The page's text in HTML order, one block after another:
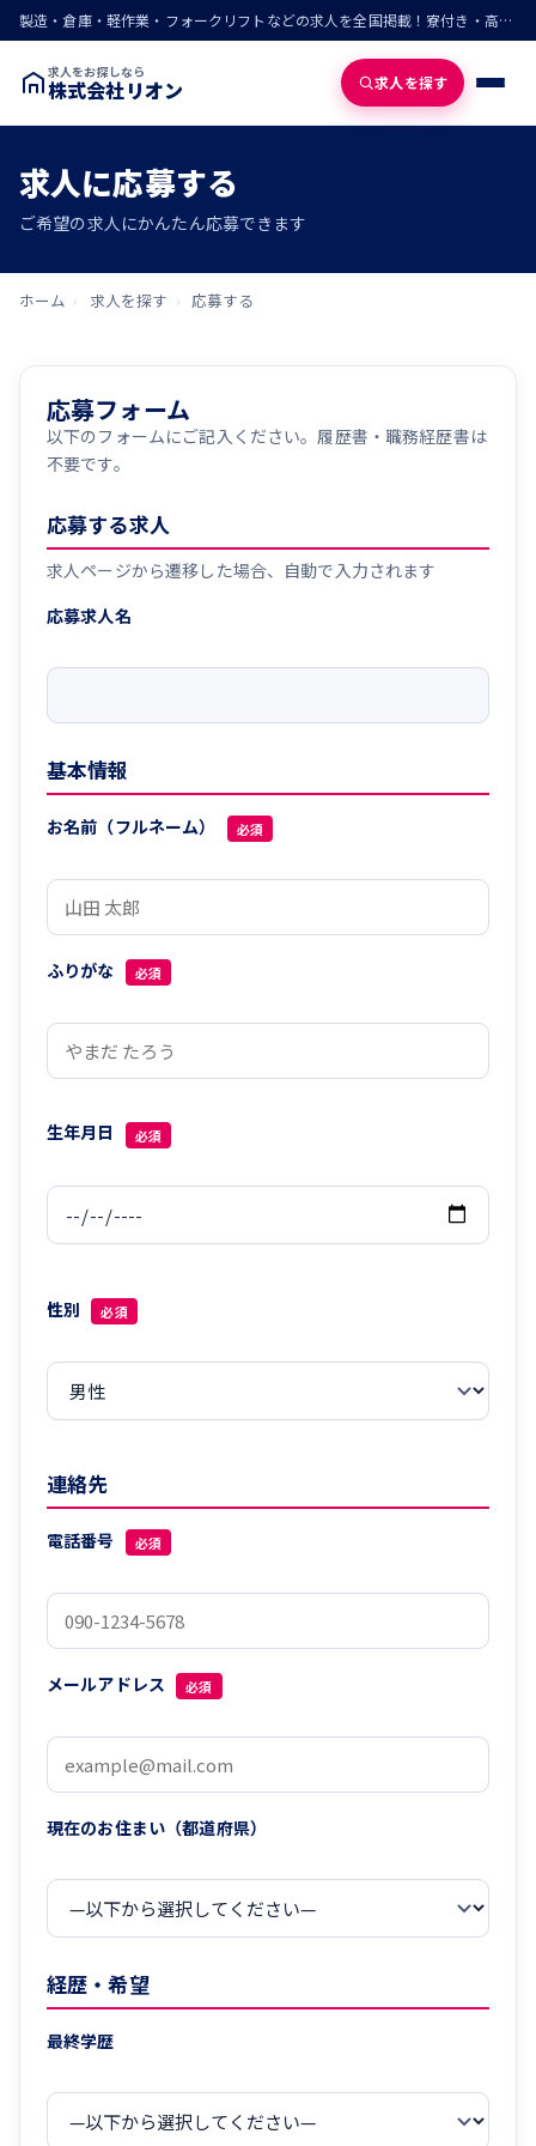
製造・倉庫・軽作業・フォークリフトなどの求人を全国掲載！寮付き・高収入・即入寮の仕事が見つかる
求人をお探しなら
株式会社リオン 求人を探す
求人に応募する
ご希望の求人にかんたん応募できます
ホーム › 求人を探す › 応募する
応募フォーム
以下のフォームにご記入ください。履歴書・職務経歴書は
不要です。
応募する求人
求人ページから遷移した場合、自動で入力されます
応募求人名
基本情報
お名前（フルネーム） 必須
ふりがな 必須
生年月日 必須
性別 必須
連絡先
電話番号 必須
メールアドレス 必須
現在のお住まい（都道府県）
経歴・希望
最終学歴